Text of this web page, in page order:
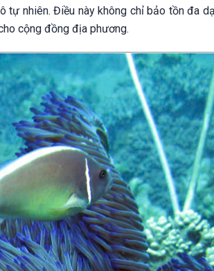
nhiên. Điều này không chỉ bảo tồn đa
cộng đồng địa phương.